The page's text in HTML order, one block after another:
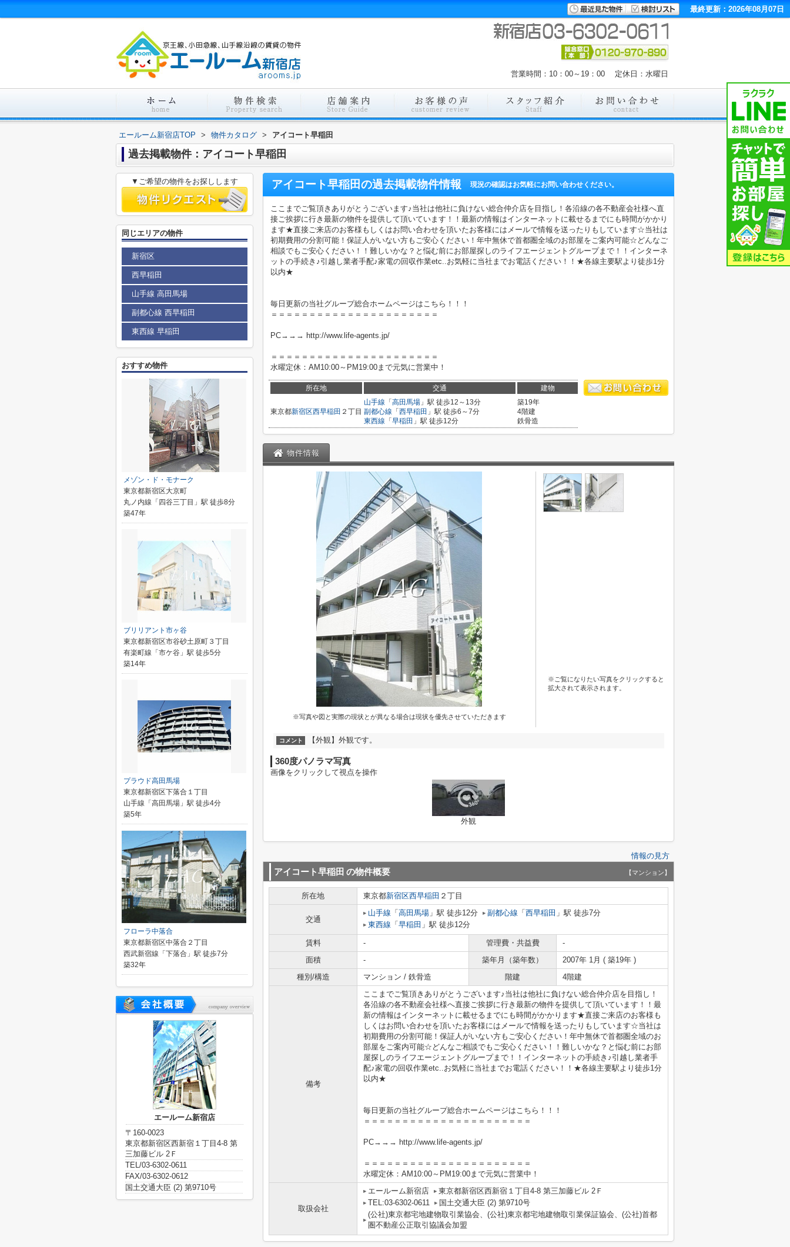
最終更新：2026年08月07日
営業時間：10：00～19：00 定休日：水曜日
エールーム新宿店TOP > 物件カタログ > アイコート早稲田
過去掲載物件：アイコート早稲田
アイコート早稲田の過去掲載物件情報 現況の確認はお気軽にお問い合わせください。
ここまでご覧頂きありがとうございます♪当社は他社に負けない総合仲介店を目指し！各沿線の各不動産会社様へ直
接ご挨拶に行き最新の物件を提供して頂いています！！最新の情報はインターネットに載せるまでにも時間がかかり
ます★直接ご来店のお客様もしくはお問い合わせを頂いたお客様にはメールで情報を送ったりもしています☆当社は
初期費用の分割可能！保証人がいない方もご安心ください！年中無休で首都圏全域のお部屋をご案内可能☆どんなご
相談でもご安心ください！！難しいかな？と悩む前にお部屋探しのライフエージェントグループまで！！インターネ
ットの手続き♪引越し業者手配♪家電の回収作業etc..お気軽に当社までお電話ください！！★各線主要駅より徒歩1分
以内★
毎日更新の当社グループ総合ホームページはこちら！！！
＝＝＝＝＝＝＝＝＝＝＝＝＝＝＝＝＝＝＝＝＝＝
PC→→→ http://www.life-agents.jp/
＝＝＝＝＝＝＝＝＝＝＝＝＝＝＝＝＝＝＝＝＝＝
水曜定休：AM10:00～PM19:00まで元気に営業中！
所在地 交通 建物
東京都新宿区西早稲田 ２丁目
山手線 「 高田馬場 」駅 徒歩12～13分
副都心線 「 西早稲田 」駅 徒歩6～7分
東西線 「 早稲田 」駅 徒歩12分
築19年
4階建
鉄骨造
物件情報
※写真や図と実際の現状とが異なる場合は現状を優先させていただきます
※ご覧になりたい写真をクリックすると
拡大されて表示されます。
コメント 【外観】外観です。
360度パノラマ写真
画像をクリックして視点を操作
外観
情報の見方
アイコート早稲田 の物件概要 【マンション】
所在地 東京都新宿区西早稲田 ２丁目
交通
山手線 「 高田馬場 」駅 徒歩12分 副都心線 「 西早稲田 」駅 徒歩7分
東西線 「 早稲田 」駅 徒歩12分
賃料 - 管理費・共益費
-
面積
- 築年月（築年数）
2007年 1月 ( 築19年 )
種別/構造
マンション / 鉄骨造 階建 4階建
備考
ここまでご覧頂きありがとうございます♪当社は他社に負けない総合仲介店を目指し！
各沿線の各不動産会社様へ直接ご挨拶に行き最新の物件を提供して頂いています！！最
新の情報はインターネットに載せるまでにも時間がかかります★直接ご来店のお客様も
しくはお問い合わせを頂いたお客様にはメールで情報を送ったりもしています☆当社は
初期費用の分割可能！保証人がいない方もご安心ください！年中無休で首都圏全域のお
部屋をご案内可能☆どんなご相談でもご安心ください！！難しいかな？と悩む前にお部
屋探しのライフエージェントグループまで！！インターネットの手続き♪引越し業者手
配♪家電の回収作業etc..お気軽に当社までお電話ください！！★各線主要駅より徒歩1分
以内★
毎日更新の当社グループ総合ホームページはこちら！！！
＝＝＝＝＝＝＝＝＝＝＝＝＝＝＝＝＝＝＝＝＝＝
PC→→→ http://www.life-agents.jp/
＝＝＝＝＝＝＝＝＝＝＝＝＝＝＝＝＝＝＝＝＝＝
水曜定休：AM10:00～PM19:00まで元気に営業中！
取扱会社
エールーム新宿店
東京都新宿区西新宿１丁目4-8 第三加藤ビル 2Ｆ
TEL:03-6302-0611
国土交通大臣 (2) 第9710号
(公社)東京都宅地建物取引業協会、(公社)東京都宅地建物取引業保証協会、(公社)首都
圏不動産公正取引協議会加盟
▼ご希望の物件をお探しします
同じエリアの物件
新宿区
西早稲田
山手線 高田馬場
副都心線 西早稲田
東西線 早稲田
おすすめ物件
メゾン・ド・モナーク
東京都新宿区大京町
丸ノ内線「四谷三丁目」駅 徒歩8分
築47年
ブリリアント市ヶ谷
東京都新宿区市谷砂土原町３丁目
有楽町線「市ケ谷」駅 徒歩5分
築14年
プラウド高田馬場
東京都新宿区下落合１丁目
山手線「高田馬場」駅 徒歩4分
築5年
フローラ中落合
東京都新宿区中落合２丁目
西武新宿線「下落合」駅 徒歩7分
築32年
エールーム新宿店
〒160-0023
東京都新宿区西新宿１丁目4-8 第
三加藤ビル 2Ｆ
TEL/03-6302-0611
FAX/03-6302-0612
国土交通大臣 (2) 第9710号